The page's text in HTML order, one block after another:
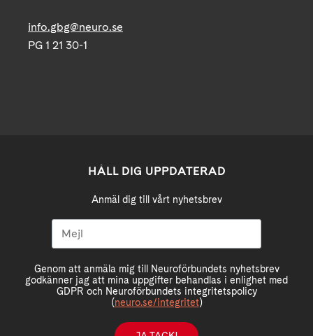
info.gbg@neuro.se
PG 1 21 30-1
HÅLL DIG UPPDATERAD
Anmäl dig till vårt nyhetsbrev
Genom att anmäla mig till Neuroförbundets nyhetsbrev
godkänner jag att mina uppgifter behandlas i enlighet med
GDPR och Neuroförbundets integritetspolicy
(neuro.se/integritet)